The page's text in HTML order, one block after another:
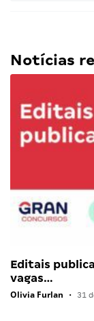
Notícias
Editais
vagas…
Olivia Furlan • 31